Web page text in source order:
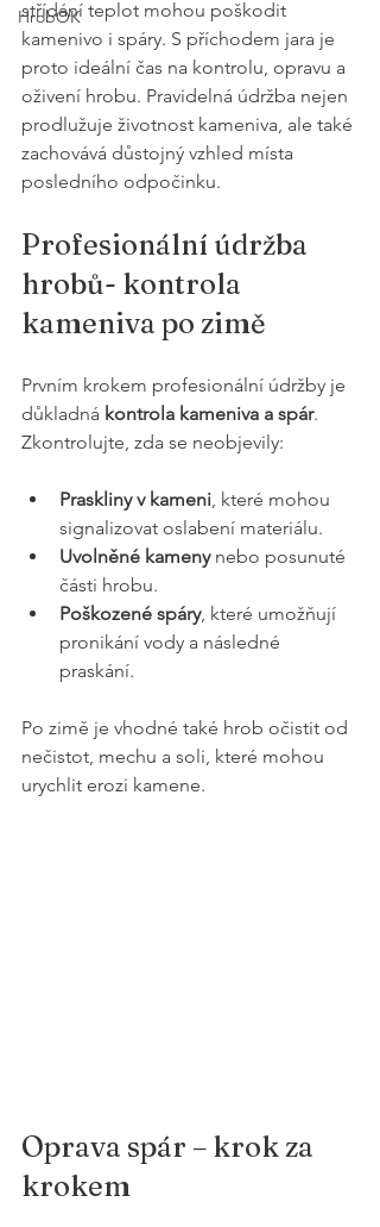
HrobOK
střídání teplot mohou poškodit
kamenivo i spáry. S příchodem jara je
proto ideální čas na kontrolu, opravu a
oživení hrobu. Pravidelná údržba nejen
prodlužuje životnost kameniva, ale také
zachovává důstojný vzhled místa
posledního odpočinku.
Profesionální údržba
hrobů- kontrola
kameniva po zimě
Prvním krokem profesionální údržby je
důkladná kontrola kameniva a spár.
Zkontrolujte, zda se neobjevily:
Praskliny v kameni, které mohou
signalizovat oslabení materiálu.
Uvolněné kameny nebo posunuté
části hrobu.
Poškozené spáry, které umožňují
pronikání vody a následné
praskání.
Po zimě je vhodné také hrob očistit od
nečistot, mechu a soli, které mohou
urychlit erozi kamene.
Oprava spár – krok za
krokem